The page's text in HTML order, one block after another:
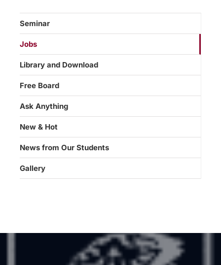
Seminar
Jobs
Library and Download
Free Board
Ask Anything
New & Hot
News from Our Students
Gallery